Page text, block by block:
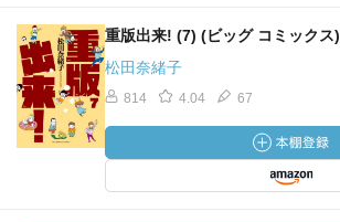
重版出来! (7) (ビッグ コミックス)
松田奈緒子
814 4.04 67